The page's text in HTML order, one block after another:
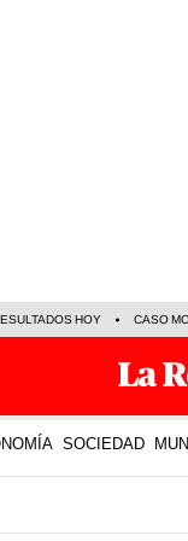
HOY CASO
SOCIEDAD